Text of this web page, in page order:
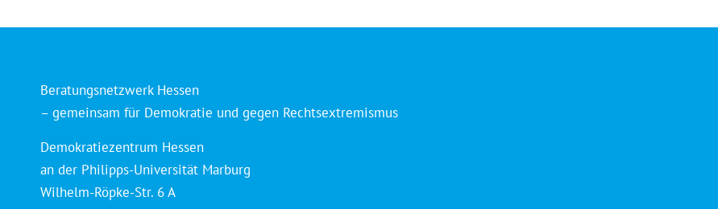
Beratungsnetzwerk Hessen
– gemeinsam für Demokratie und gegen Rechtsextremismus
Demokratiezentrum Hessen
an der Philipps-Universität Marburg
Wilhelm-Röpke-Str. 6 A